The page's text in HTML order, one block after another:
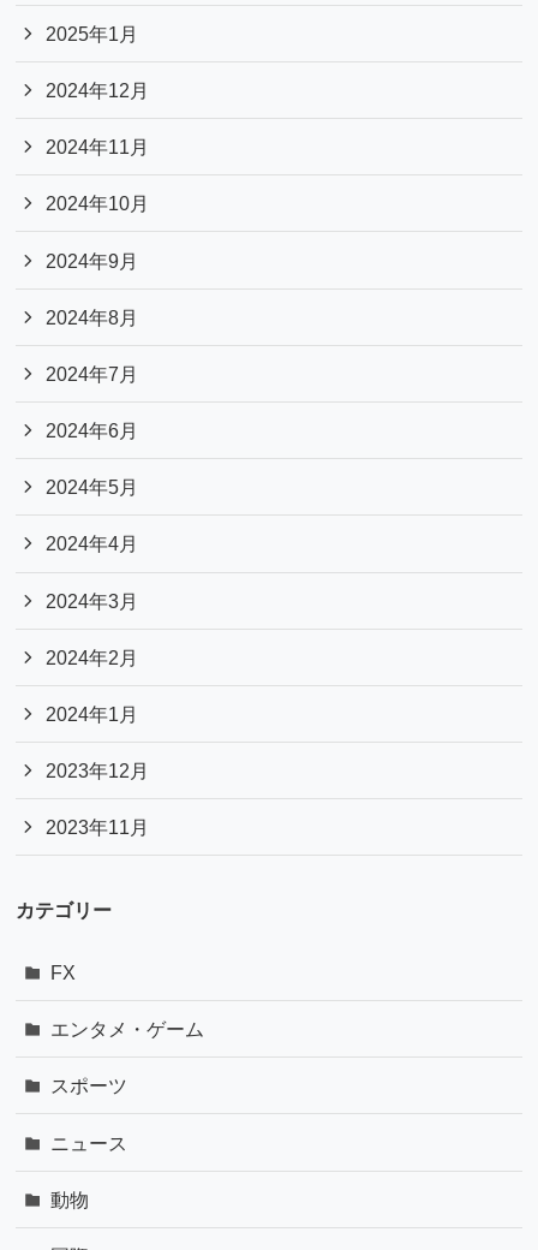
2025年1月
2024年12月
2024年11月
2024年10月
2024年9月
2024年8月
2024年7月
2024年6月
2024年5月
2024年4月
2024年3月
2024年2月
2024年1月
2023年12月
2023年11月
カテゴリー
FX
エンタメ・ゲーム
スポーツ
ニュース
動物